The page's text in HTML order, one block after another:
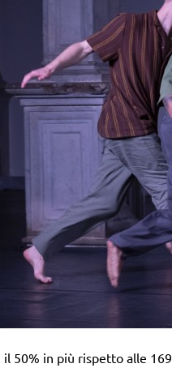
il 50% in più rispetto alle